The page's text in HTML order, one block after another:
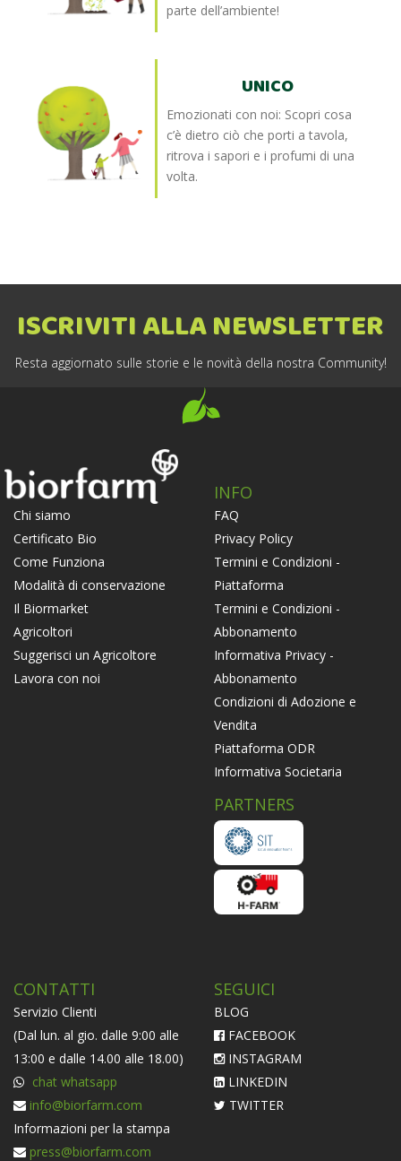
parte dell’ambiente!
UNICO
Emozionati con noi: Scopri cosa
c’è dietro ciò che porti a tavola,
ritrova i sapori e i profumi di una
volta.
ISCRIVITI ALLA NEWSLETTER
Resta aggiornato sulle storie e le novità della nostra Community!
Chi siamo
Certificato Bio
Come Funziona
Modalità di conservazione
Il Biormarket
Agricoltori
Suggerisci un Agricoltore
Lavora con noi
INFO
FAQ
Privacy Policy
Termini e Condizioni -
Piattaforma
Termini e Condizioni -
Abbonamento
Informativa Privacy -
Abbonamento
Condizioni di Adozione e
Vendita
Piattaforma ODR
Informativa Societaria
PARTNERS
CONTATTI
Servizio Clienti
(Dal lun. al gio. dalle 9:00 alle
13:00 e dalle 14.00 alle 18.00)
chat whatsapp
info@biorfarm.com
Informazioni per la stampa
press@biorfarm.com
SEGUICI
BLOG
FACEBOOK
INSTAGRAM
LINKEDIN
TWITTER